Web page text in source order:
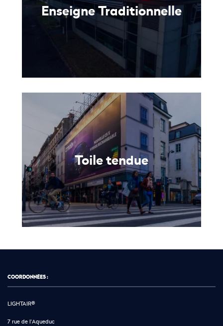
Enseigne Traditionnelle
Toile tendue
COORDONNÉES :
LIGHTAIR®
7 rue de l'Aqueduc